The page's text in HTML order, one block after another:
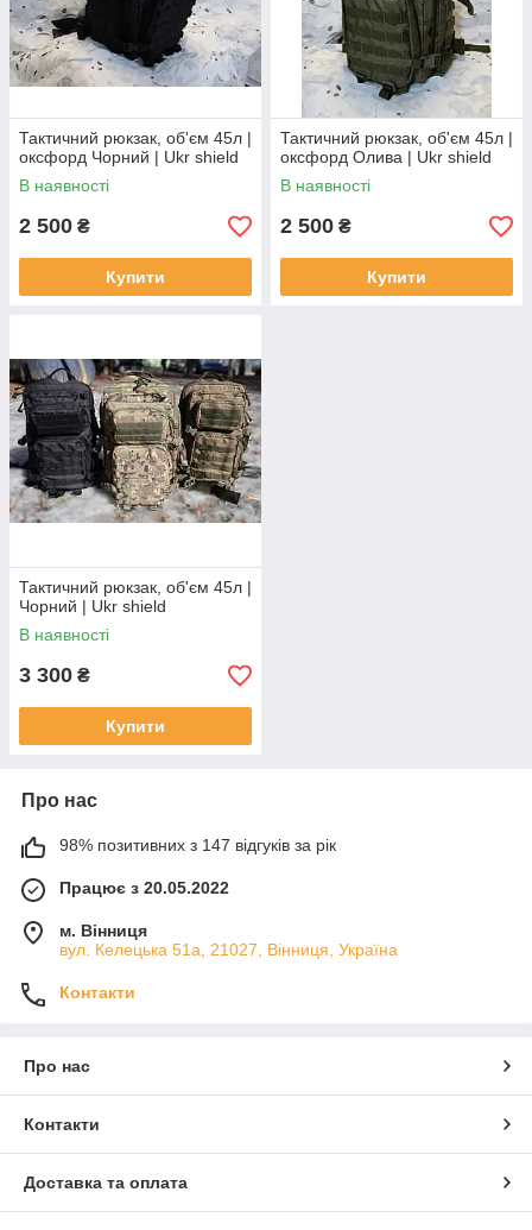
Тактичний рюкзак, об'єм 45л |
оксфорд Чорний | Ukr shield
В наявності
2 500 ₴
Купити
Тактичний рюкзак, об'єм 45л |
оксфорд Олива | Ukr shield
В наявності
2 500 ₴
Купити
Тактичний рюкзак, об'єм 45л |
Чорний | Ukr shield
В наявності
3 300 ₴
Купити
Про нас
98% позитивних з 147 відгуків за рік
Працює з 20.05.2022
м. Вінниця
вул. Келецька 51а, 21027, Вінниця, Україна
Контакти
Про нас
Контакти
Доставка та оплата